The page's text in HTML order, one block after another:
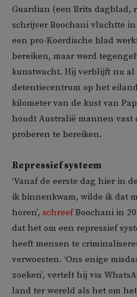
Guardian (een Brits dagblad,
schrijver Boochani vluchtte
een pro-Koerdische blad
bereiken, maar werd
kunstwacht. Hij verblijft nu al
detentiecentrum op het
kilometer van de kust van
houdt Australië mannen vast
proberen te bereiken.
Repressief systeem
‘Vanaf de eerste dag hier in
ik binnenkwam, wilde ik dat
horen’, schreefBoochani in
dat het om een repressief
heeft mensen te
verwoesten. ‘Ons enige
zoeken’, vertelt hij via
land ter wereld als het om